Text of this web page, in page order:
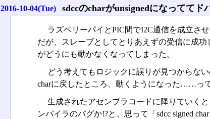
2016-10-04(Tue) sdccのcharがunsignedになっててド
ラズベリーパイとPIC間でI2C通信を成立さ
だが、スレーブとしてとりあえずの受信に成
がどうにも動かなくなってしまった。
どう考えてもロジックに誤りが見つからな
charに戻したところ、動くようになった……っ
生成されたアセンブラコードに降りていく
ンパイラのバグか!?と、思って「sdcc signed